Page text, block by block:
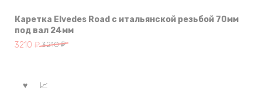
Каретка Elvedes Road с итальянской резьбой 70мм
под вал 24мм
3210₽
Первоначальная
3210 ₽.
3210 ₽
Текущая